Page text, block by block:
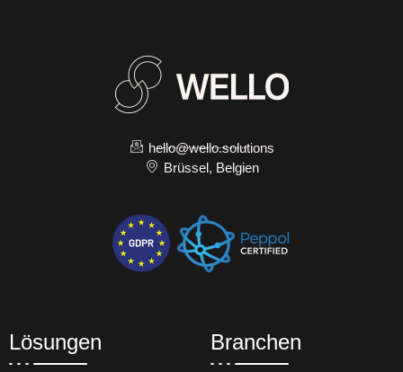
hello@wello.solutions
Brüssel, Belgien
Lösungen Branchen